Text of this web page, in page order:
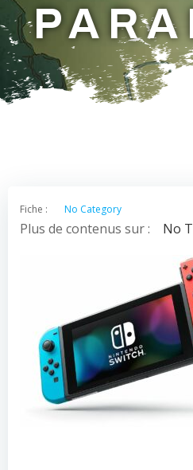
Fiche : No Category
Plus de contenus sur : No